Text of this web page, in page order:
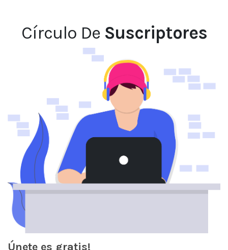
Círculo De Suscriptores
Únete es gratis!